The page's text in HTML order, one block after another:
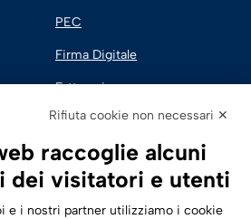
PEC
Firma Digitale
Fatturazione
Sicurezza Digitale
Cloud
Rifiuta cookie non necessari ✕
raccoglie alcuni
dei visitatori e utenti
e i nostri partner utilizziamo i cookie